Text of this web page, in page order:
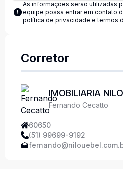
As informações serão utilizadas
equipe possa entrar em contato
política de privacidade e termos
Corretor
IMOBILIARIA
Fernando Cecatto
60650
(51) 99699-9192